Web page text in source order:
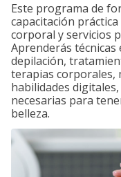
Este programa de
capacitación
corporal y servicios
Aprenderás técnicas
depilación,
terapias corporales,
habilidades
necesarias para
belleza.